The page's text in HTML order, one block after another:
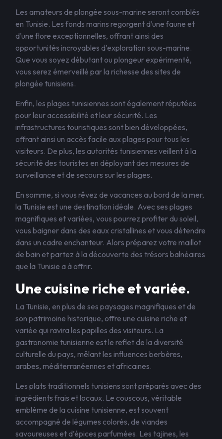
Les amateurs de plongée sous-marine seront comblés
en Tunisie. Les fonds marins regorgent d’une faune et
d’une flore exceptionnelles, offrant ainsi des
opportunités incroyables d’exploration sous-marine.
Que vous soyez débutant ou plongeur expérimenté,
vous serez émerveillé par la richesse des sites de
plongée tunisiens.
Enfin, les plages tunisiennes sont également réputées
pour leur accessibilité et leur sécurité. Les
infrastructures touristiques sont bien développées,
offrant ainsi un accès facile aux plages pour tous les
visiteurs. De plus, les autorités tunisiennes veillent à la
sécurité des touristes en déployant des mesures de
surveillance et de secours sur les plages.
En somme, si vous rêvez de vacances au bord de la mer,
la Tunisie est une destination idéale. Avec ses plages
magnifiques et variées, vous pourrez profiter du soleil,
vous baigner dans des eaux cristallines et vous détendre
dans un cadre enchanteur. Alors préparez votre maillot
de bain et partez à la découverte des trésors balnéaires
que la Tunisie a à offrir.
Une cuisine riche et variée.
La Tunisie, en plus de ses paysages magnifiques et de
son patrimoine historique, offre une cuisine riche et
variée qui ravira les papilles des visiteurs. La
gastronomie tunisienne est le reflet de la diversité
culturelle du pays, mêlant les influences berbères,
arabes, méditerranéennes et africaines.
Les plats traditionnels tunisiens sont préparés avec des
ingrédients frais et locaux. Le couscous, véritable
emblème de la cuisine tunisienne, est souvent
accompagné de légumes colorés, de viandes
savoureuses et d’épices parfumées. Les tajines, les